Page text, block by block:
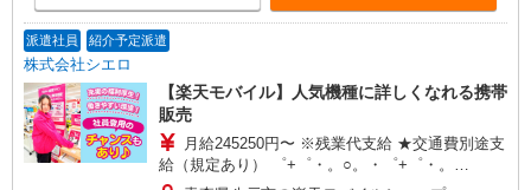
派遣社員 紹介予定派遣
株式会社シエロ
【楽天モバイル】人気機種に詳しくなれる携帯
販売
月給245250円〜 ※残業代支給 ★交通費別途支
給（規定あり） ゜+゜・。○。・゜+゜・。
○。・゜+゜ 入社祝い金10万円支給(規定有) お友達